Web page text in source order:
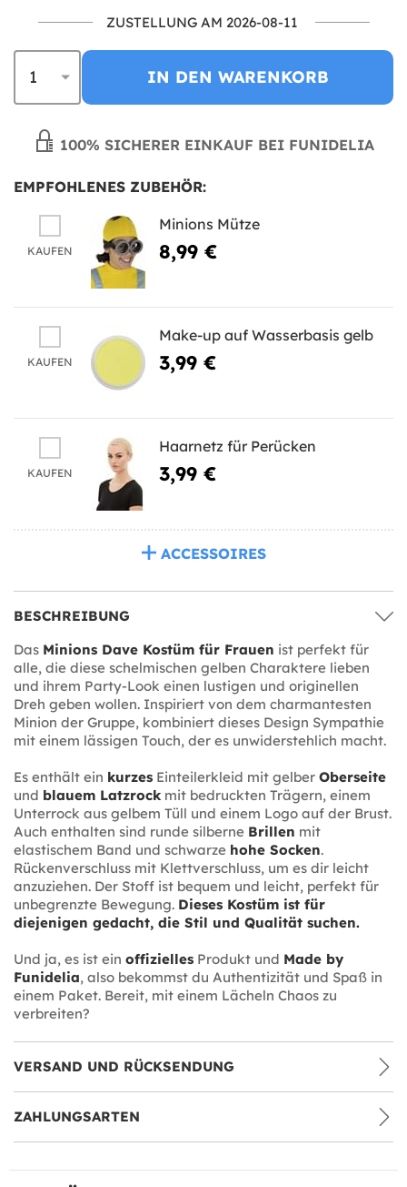
ZUSTELLUNG AM 2026-08-11
IN DEN WARENKORB
100% SICHERER EINKAUF BEI FUNIDELIA
EMPFOHLENES ZUBEHÖR:
KAUFEN
Minions Mütze
8,99 €
KAUFEN
Make-up auf Wasserbasis gelb
3,99 €
KAUFEN
Haarnetz für Perücken
3,99 €
ACCESSOIRES
BESCHREIBUNG
Das Minions Dave Kostüm für Frauen ist perfekt für
alle, die diese schelmischen gelben Charaktere lieben
und ihrem Party-Look einen lustigen und originellen
Dreh geben wollen. Inspiriert von dem charmantesten
Minion der Gruppe, kombiniert dieses Design Sympathie
mit einem lässigen Touch, der es unwiderstehlich macht.
Es enthält ein kurzes Einteilerkleid mit gelber Oberseite
und blauem Latzrock mit bedruckten Trägern, einem
Unterrock aus gelbem Tüll und einem Logo auf der Brust.
Auch enthalten sind runde silberne Brillen mit
elastischem Band und schwarze hohe Socken.
Rückenverschluss mit Klettverschluss, um es dir leicht
anzuziehen. Der Stoff ist bequem und leicht, perfekt für
unbegrenzte Bewegung. Dieses Kostüm ist für
diejenigen gedacht, die Stil und Qualität suchen.
Und ja, es ist ein offizielles Produkt und Made by
Funidelia, also bekommst du Authentizität und Spaß in
einem Paket. Bereit, mit einem Lächeln Chaos zu
verbreiten?
VERSAND UND RÜCKSENDUNG
ZAHLUNGSARTEN